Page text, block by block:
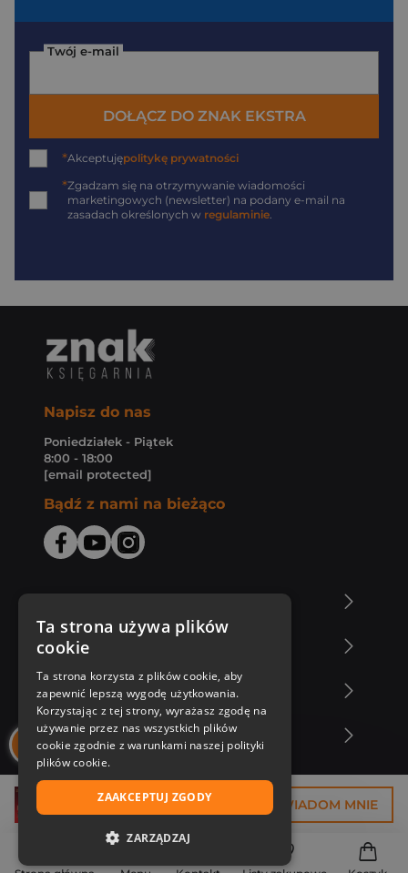
9,38 zł POWIADOM MNIE
Twój e-mail
DOŁĄCZ DO ZNAK EKSTRA
*Akceptujępolitykę prywatności
*Zgadzam się na otrzymywanie wiadomości
marketingowych (newsletter) na podany e-mail na
zasadach określonych w regulaminie
Napisz do nas
Poniedziałek - Piątek
8:00 - 18:00
[email protected]
Bądź z nami na bieżąco
Zakupy u nas
Nasza oferta
Nasi autorzy
Ta strona używa plików
cookie
Ta strona korzysta z plików cookie, aby
zapewnić lepszą wygodę użytkowania.
Korzystając z tej strony, wyrażasz zgodę na
używanie przez nas wszystkich plików
cookie zgodnie z warunkami naszej polityki
plików cookie.
ZAAKCEPTUJ ZGODY
ZARZĄDZAJ